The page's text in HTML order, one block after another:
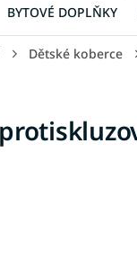
BYTOVÉ DOPLŇKY
Dětské koberce